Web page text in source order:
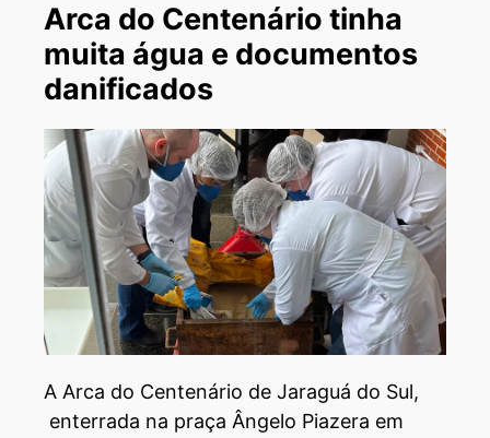
Arca do Centenário tinha
muita água e documentos
danificados
A Arca do Centenário de Jaraguá do Sul,
enterrada na praça Ângelo Piazera em